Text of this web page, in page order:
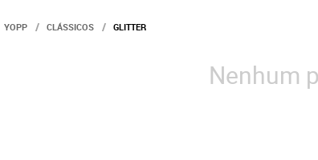
YOPP CLÁSSICOS GLITTER
Nenhum